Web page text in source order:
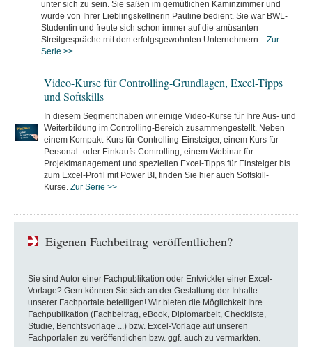
unter sich zu sein. Sie saßen im gemütlichen Kaminzimmer und
wurde von Ihrer Lieblingskellnerin Pauline bedient. Sie war BWL-
Studentin und freute sich schon immer auf die amüsanten
Streitgespräche mit den erfolgsgewohnten Unternehmern... Zur
Serie >>
Video-Kurse für Controlling-Grundlagen, Excel-Tipps
und Softskills
In diesem Segment haben wir einige Video-Kurse für Ihre Aus- und
Weiterbildung im Controlling-Bereich zusammengestellt. Neben
einem Kompakt-Kurs für Controlling-Einsteiger, einem Kurs für
Personal- oder Einkaufs-Controlling, einem Webinar für
Projektmanagement und speziellen Excel-Tipps für Einsteiger bis
zum Excel-Profil mit Power BI, finden Sie hier auch Softskill-
Kurse. Zur Serie >>
Eigenen Fachbeitrag veröffentlichen?
Sie sind Autor einer Fachpublikation oder Entwickler einer Excel-
Vorlage? Gern können Sie sich an der Gestaltung der Inhalte
unserer Fachportale beteiligen! Wir bieten die Möglichkeit Ihre
Fachpublikation (Fachbeitrag, eBook, Diplomarbeit, Checkliste,
Studie, Berichtsvorlage ...) bzw. Excel-Vorlage auf unseren
Fachportalen zu veröffentlichen bzw. ggf. auch zu vermarkten.